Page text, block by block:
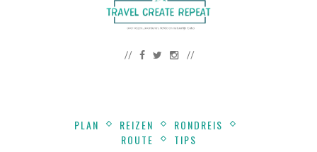
PLAN REIZEN
RONDREIS
ROUTE
TIPS